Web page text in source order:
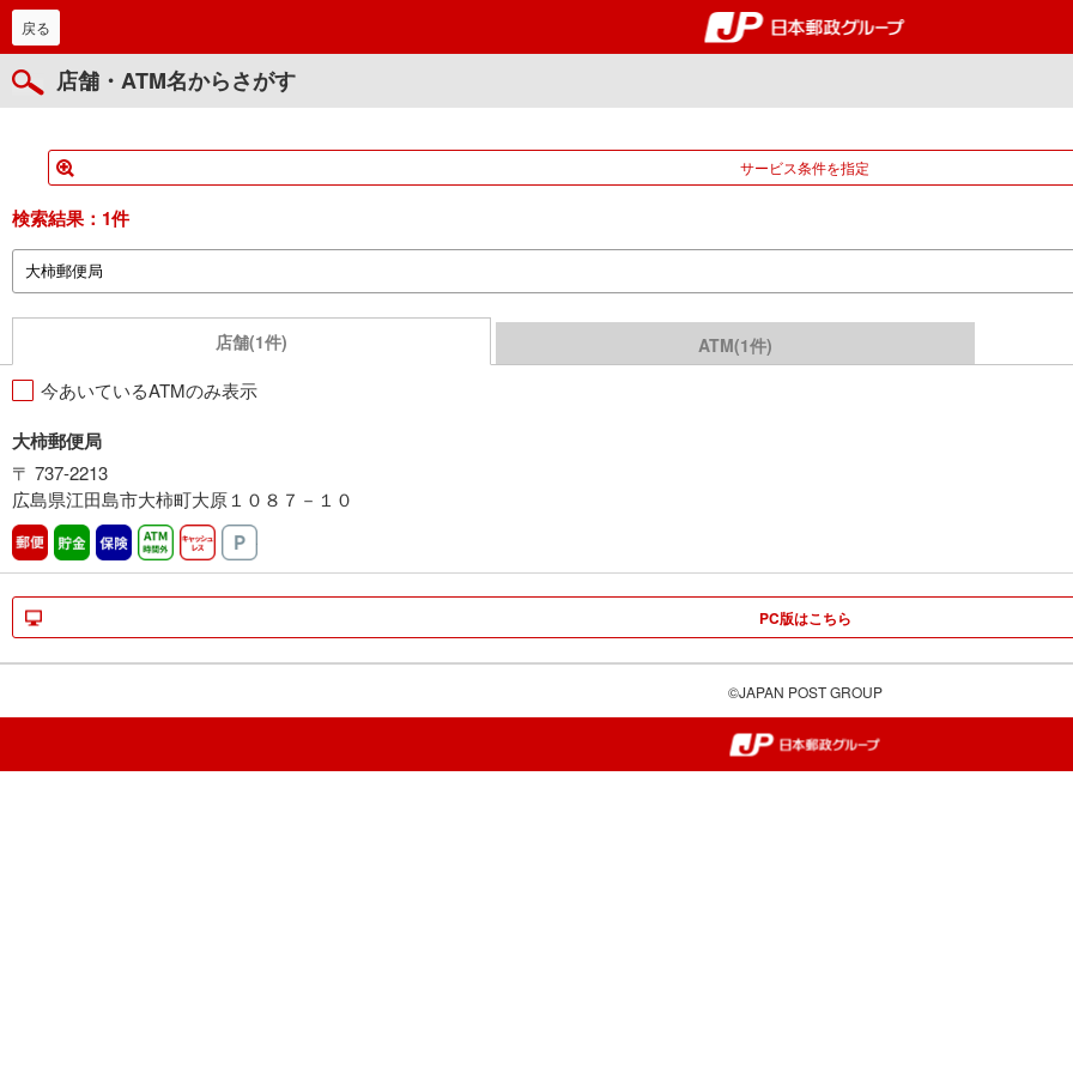
郵便局・日本郵政グループ
戻る
店舗・ATM名からさがす
サービス条件を指定
検索結果： 1件
店舗(1件) ATM(1件)
今あいているATMのみ表示
大柿郵便局
〒 737-2213
広島県江田島市大柿町大原１０８７－１０
郵便 貯金 保険 ATM時間外キャッシュレス
PC版はこちら
©JAPAN POST GROUP